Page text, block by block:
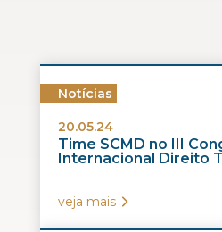
Notícias
20.05.24
Time SCMD no III
Internacional Direito
veja mais